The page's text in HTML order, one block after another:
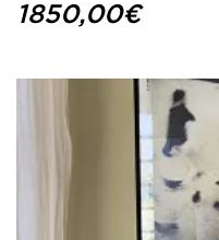
1850,00€